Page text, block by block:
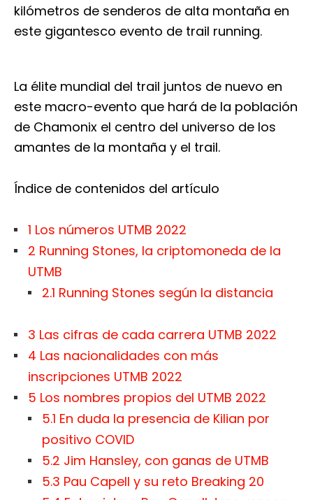
kilómetros de senderos de alta montaña en
este gigantesco evento de trail running.
La élite mundial del trail juntos de nuevo en
este macro-evento que hará de la población
de Chamonix el centro del universo de los
amantes de la montaña y el trail.
Índice de contenidos del artículo
1 Los números UTMB 2022
2 Running Stones, la criptomoneda de la
UTMB
2.1 Running Stones según la distancia
3 Las cifras de cada carrera UTMB 2022
4 Las nacionalidades con más
inscripciones UTMB 2022
5 Los nombres propios del UTMB 2022
5.1 En duda la presencia de Kilian por
positivo COVID
5.2 Jim Hansley, con ganas de UTMB
5.3 Pau Capell y su reto Breaking 20